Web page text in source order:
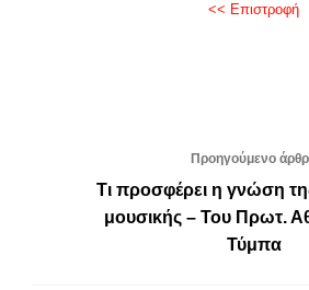
<< Επιστροφή
Προηγούμενο
Τι προσφέρει η γνώση
μουσικής – Του Πρωτ.
Τύμπα